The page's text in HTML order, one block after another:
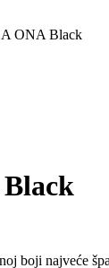
ONA Black
najveće